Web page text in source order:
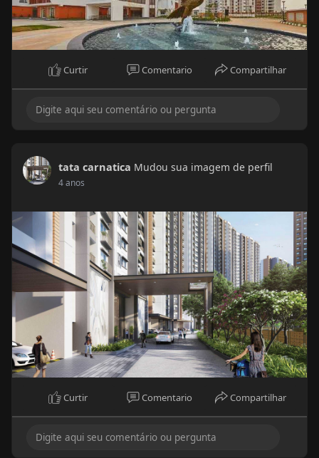
Curtir Comentario Compartilhar
tata carnatica Mudou sua imagem de perfil
4 anos
Curtir Comentario Compartilhar